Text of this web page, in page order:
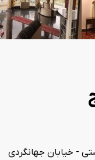
- خیابان جهانگردی